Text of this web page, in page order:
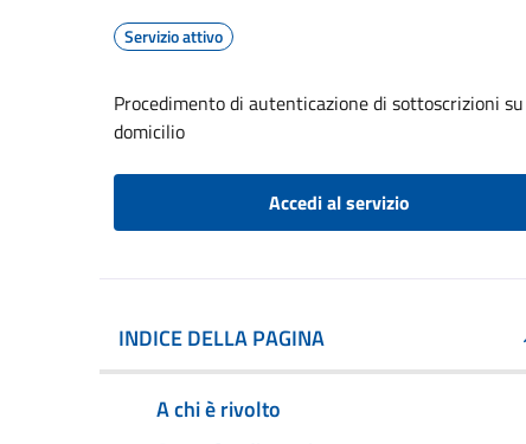
Servizio attivo
Procedimento di autenticazione di sottoscrizioni
domicilio
Accedi al servizio
INDICE DELLA PAGINA
A chi è rivolto